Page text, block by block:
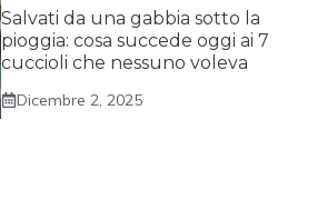
Salvati da una gabbia sotto la
pioggia: cosa succede oggi ai 7
cuccioli che nessuno voleva
Dicembre 2, 2025